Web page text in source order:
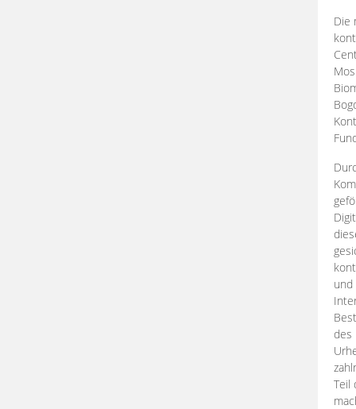
Die
des
Teil